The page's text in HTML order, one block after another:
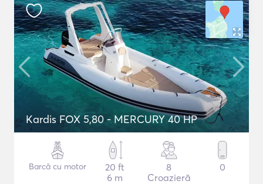
Kardis FOX 5,80 - MERCURY 40 HP
Barcă cu motor
20 ft
6 m
8
Croazieră
0